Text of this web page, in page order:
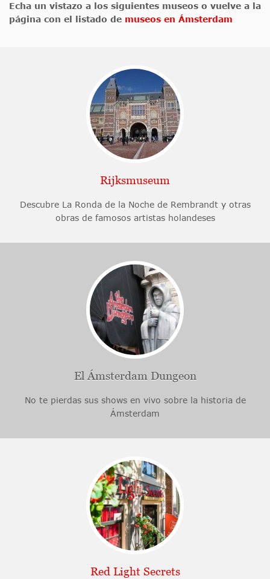
Echa un vistazo a los siguientes museos o vuelve a la
página con el listado de museos en Ámsterdam
Rijksmuseum
Descubre La Ronda de la Noche de Rembrandt y otras
obras de famosos artistas holandeses
El Ámsterdam Dungeon
No te pierdas sus shows en vivo sobre la historia de
Ámsterdam
Red Light Secrets